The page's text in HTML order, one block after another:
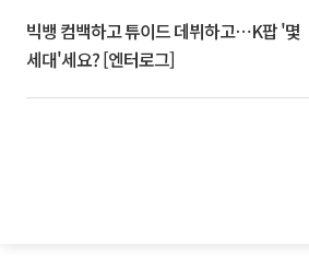
빅뱅 컴백하고 튜이드 데뷔하고⋯K팝 '몇
세대'세요? [엔터로그]